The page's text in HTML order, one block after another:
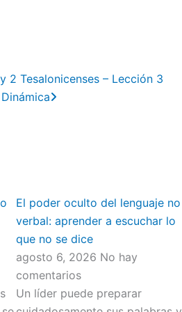
y 2 Tesalonicenses – Lección 3
Next
El poder oculto del lenguaje no
verbal: aprender a escuchar lo
que no se dice
agosto 6, 2026 No hay
comentarios
Un líder puede preparar